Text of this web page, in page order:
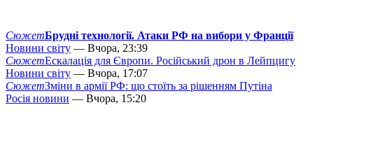
СюжетБрудні технології. Атаки РФ на вибори у Франції
Новини світу — Вчора, 23:39
СюжетЕскалація для Європи. Російський дрон в Лейпцигу
Новини світу — Вчора, 17:07
СюжетЗміни в армії РФ: що стоїть за рішенням Путіна
Росія новини — Вчора, 15:20